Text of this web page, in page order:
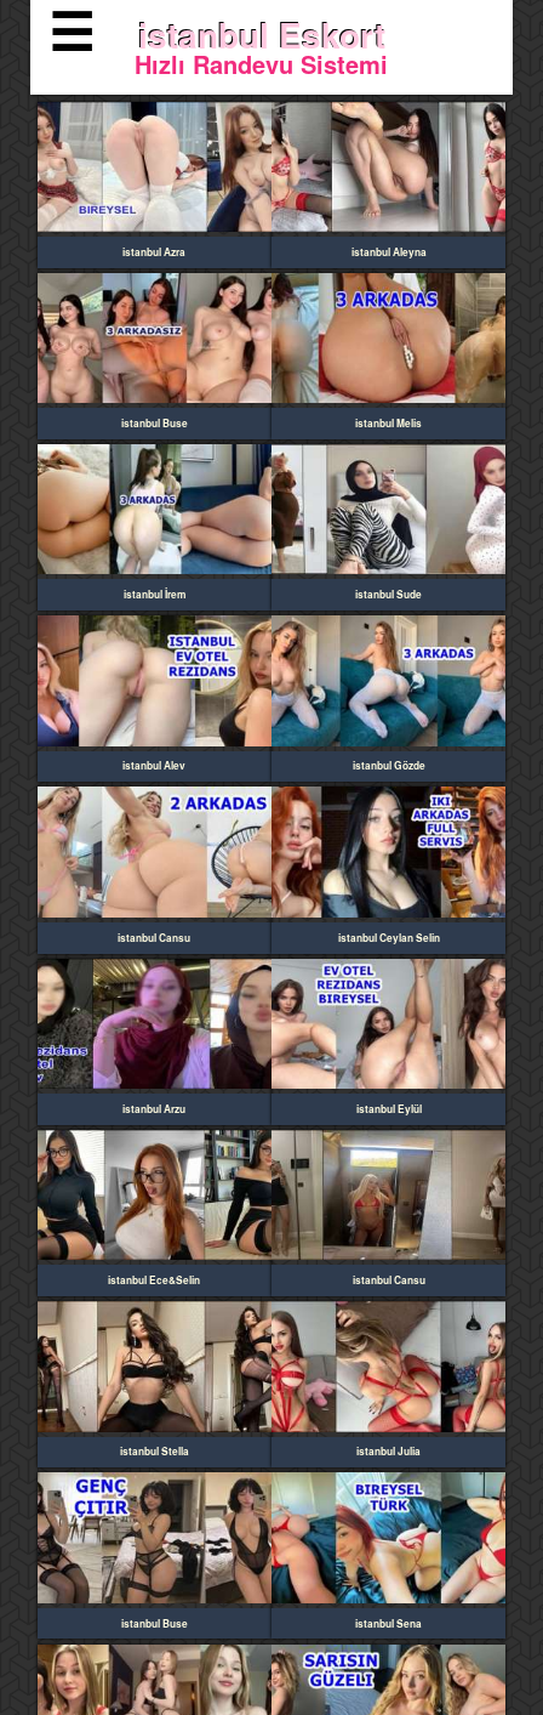
☰ istanbul Eskort
Hızlı Randevu Sistemi
istanbul Azra istanbul Aleyna
istanbul Buse istanbul Melis
istanbul İrem istanbul Sude
istanbul Alev istanbul Gözde
istanbul Cansu istanbul Ceylan Selin
istanbul Arzu istanbul Eylül
istanbul Ece&Selin istanbul Cansu
istanbul Stella istanbul Julia
istanbul Buse istanbul Sena